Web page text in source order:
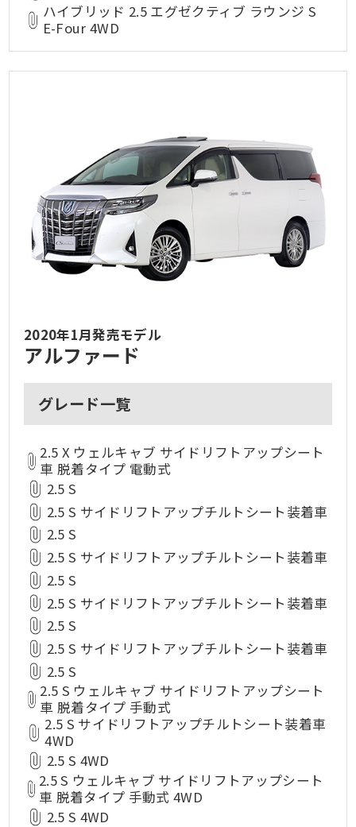
ハイブリッド 2.5 エグゼクティブ ラウンジ S
E-Four 4WD
2020年1月発売モデル
アルファード
グレード一覧
2.5 X ウェルキャブ サイドリフトアップシート
車 脱着タイプ 電動式
2.5 S
2.5 S サイドリフトアップチルトシート装着車
2.5 S
2.5 S サイドリフトアップチルトシート装着車
2.5 S
2.5 S サイドリフトアップチルトシート装着車
2.5 S
2.5 S サイドリフトアップチルトシート装着車
2.5 S
2.5 S ウェルキャブ サイドリフトアップシート
車 脱着タイプ 手動式
2.5 S サイドリフトアップチルトシート装着車
4WD
2.5 S 4WD
2.5 S ウェルキャブ サイドリフトアップシート
車 脱着タイプ 手動式 4WD
2.5 S 4WD